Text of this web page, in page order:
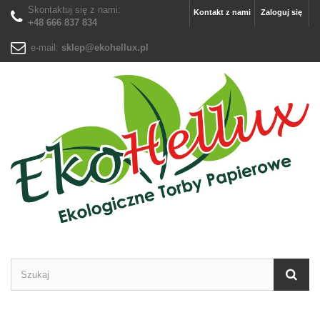
Zaloguj się
Kontakt z nami
Skontaktuj się z nami:
+48 666 837 834
e-mail: sklep@ekohellux.pl